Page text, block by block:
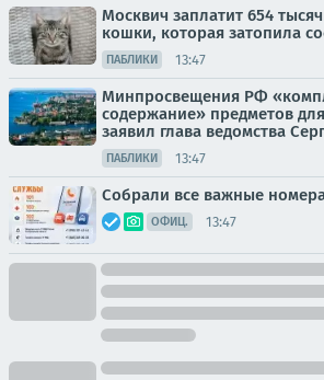
Москвич заплатит 654
кошки, которая затопила
ПАБЛИКИ 13:47
Минпросвещения РФ
содержание» предметов
заявил глава ведомства
ПАБЛИКИ 13:47
Собрали все важные
ОФИЦ. 13:47